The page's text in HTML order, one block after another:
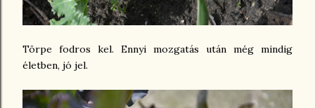
Törpe fodros kel. Ennyi mozgatás után még mindig
életben, jó jel.